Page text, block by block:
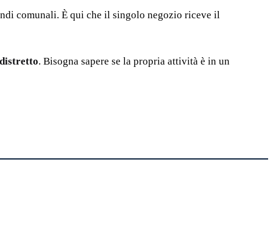
comunali. È qui che il singolo negozio riceve il
. Bisogna sapere se la propria attività è in un